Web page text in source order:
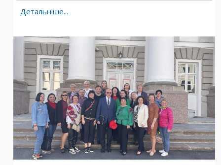
Детальніше...